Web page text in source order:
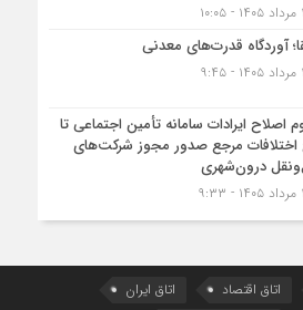
آوردگاه قدرت‌های معدنی
اصلاح ایرادات سامانه تأمین اجتماعی تا
مرجع صدور مجوز شرکت‌های
درون‌شهری
اتاق اقتصاد
اتاق ایران